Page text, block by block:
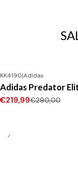
-24%DESCONTO
Novo
KK4190|Adidas
Adidas Predator
€219,99€290,00